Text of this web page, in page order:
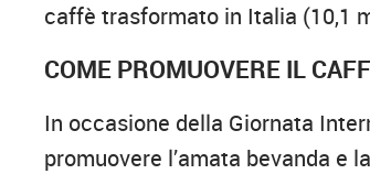
caffè trasformato in Italia (10,1
COME PROMUOVERE IL
In occasione della Giornata
promuovere l’amata bevanda e